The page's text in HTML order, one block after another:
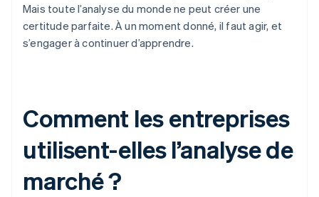
Mais toute l’analyse du monde ne peut créer une
certitude parfaite. À un moment donné, il faut agir, et
s’engager à continuer d’apprendre.
Comment les entreprises
utilisent-elles l’analyse de
marché ?